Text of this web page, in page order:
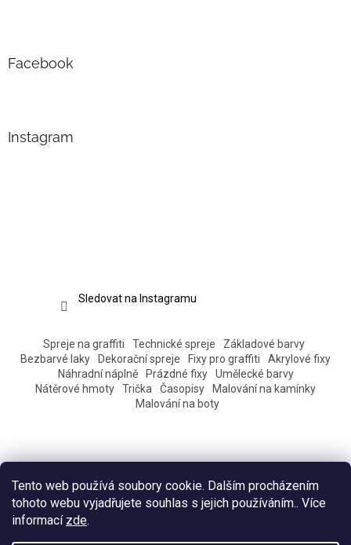
Tento web používá soubory cookie. Dalším procházením
tohoto webu vyjadřujete souhlas s jejich používáním.. Více
informací zde.
Facebook
Instagram
Sledovat na Instagramu
Spreje na graffiti Technické spreje
Základové barvy
Bezbarvé laky
Dekorační spreje Fixy pro graffiti
Akrylové fixy
Náhradní náplně
Prázdné fixy
Umělecké barvy
Nátěrové hmoty
Trička Časopisy
Malování na kamínky
Malování na boty